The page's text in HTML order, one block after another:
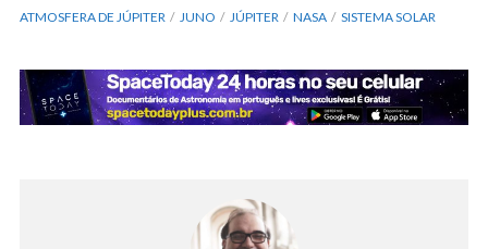
ATMOSFERA DE JÚPITER JUNO JÚPITER NASA SISTEMA SOLAR